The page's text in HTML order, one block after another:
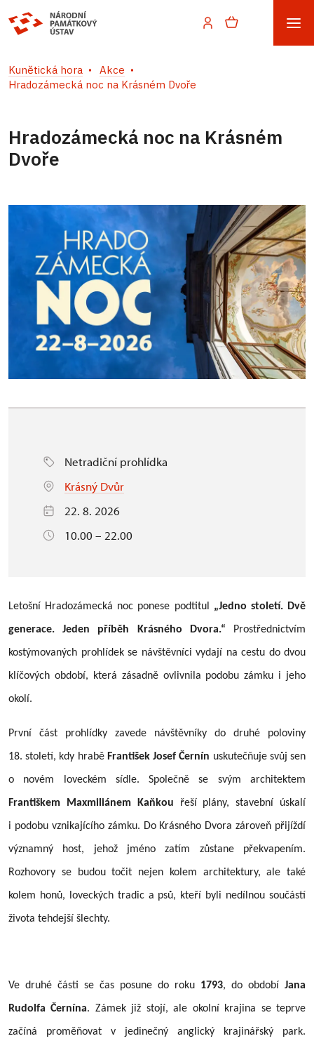
Kunětická hora
Akce
Hradozámecká noc na Krásném Dvoře
Hradozámecká noc na Krásném
Dvoře
Netradiční prohlídka
Krásný Dvůr
22. 8. 2026
10.00 – 22.00
Letošní Hradozámecká noc ponese podtitul „Jedno století. Dvě
generace. Jeden příběh Krásného Dvora.“ Prostřednictvím
kostýmovaných prohlídek se návštěvníci vydají na cestu do dvou
klíčových období, která zásadně ovlivnila podobu zámku i jeho
okolí.
První část prohlídky zavede návštěvníky do druhé poloviny
18. století, kdy hrabě František Josef Černín uskutečňuje svůj sen
o novém loveckém sídle. Společně se svým architektem
Františkem Maxmiliánem Kaňkou řeší plány, stavební úskalí
i podobu vznikajícího zámku. Do Krásného Dvora zároveň přijíždí
významný host, jehož jméno zatím zůstane překvapením.
Rozhovory se budou točit nejen kolem architektury, ale také
kolem honů, loveckých tradic a psů, kteří byli nedílnou součástí
života tehdejší šlechty.
Ve druhé části se čas posune do roku 1793, do období Jana
Rudolfa Černína. Zámek již stojí, ale okolní krajina se teprve
začíná proměňovat v jedinečný anglický krajinářský park.